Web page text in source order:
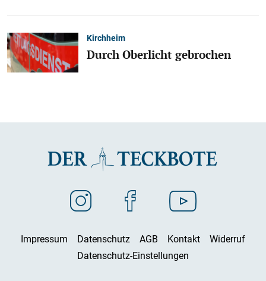
Kirchheim
Durch Oberlicht gebrochen
Impressum Datenschutz AGB Kontakt
Widerruf
Datenschutz-Einstellungen